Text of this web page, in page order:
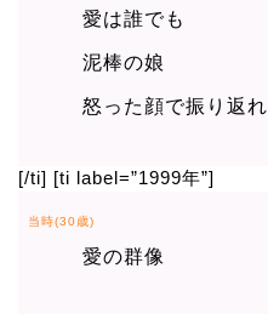
愛は誰でも
泥棒の娘
怒った顔で振り返れ
[/ti] [ti label=”1999年”]
当時(30歳)
愛の群像